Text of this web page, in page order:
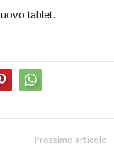
tablet.
Prossimo articolo